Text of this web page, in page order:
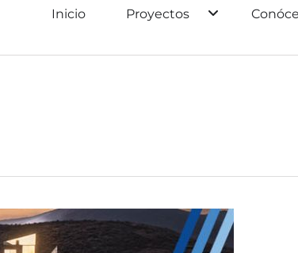
Inicio Proyectos